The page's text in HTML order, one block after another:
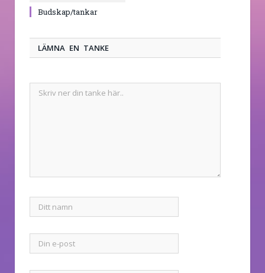
Budskap/tankar
LÄMNA EN TANKE